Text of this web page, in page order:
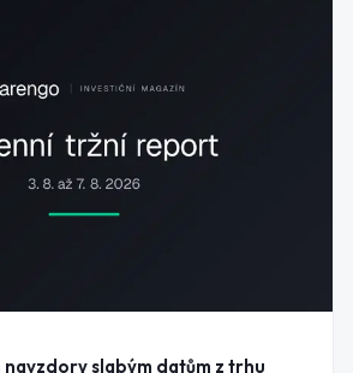
navzdory slabým datům z trhu